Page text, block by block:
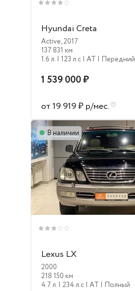
Hyundai Creta
Active,2017
137 831 км
1.6 л. | 123 л.c | AT | Передний
1 539 000 ₽
от 19 919 ₽ р/мес.
В наличии
Lexus LX
2000
218 150 км
4.7 л. | 234 л.c | AT | Полный